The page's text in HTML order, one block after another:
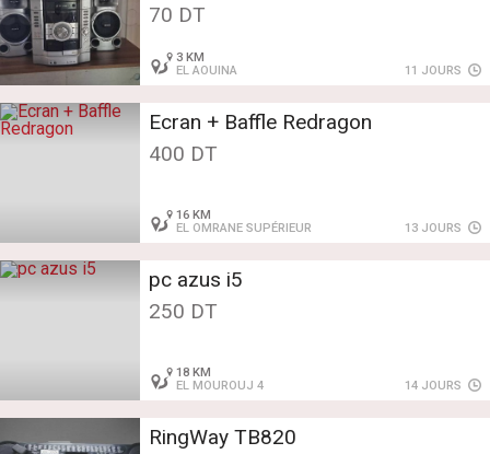
70 DT
3 KM
EL AOUINA
11 JOURS
Ecran + Baffle Redragon
400 DT
16 KM
EL OMRANE SUPÉRIEUR
13 JOURS
pc azus i5
250 DT
18 KM
EL MOUROUJ 4
14 JOURS
RingWay TB820